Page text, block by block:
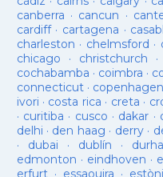
canberra · cancun ·
cardiff· cartagena ·
charleston · chelmsford ·
chicago · christchurch ·
cochabamba · coimbra ·
connecticut· copenhagen
ivori · costa rica · creta ·
· curitiba · cusco · dakar ·
delhi · den haag · derry·
· dubai · dublín ·
edmonton · eindhoven ·
erfurt· essaouira ·